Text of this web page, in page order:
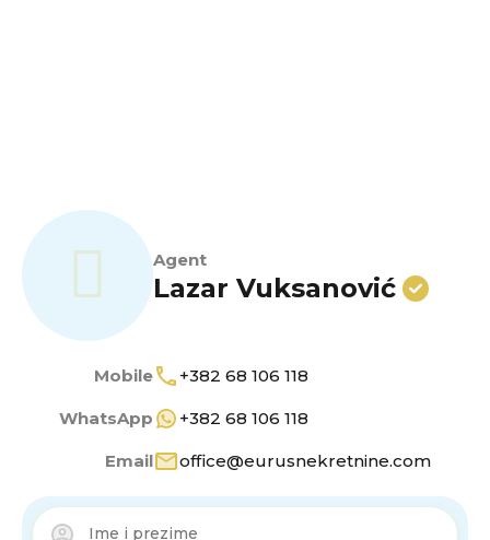
Agent
Lazar Vuksanović
Mobile +382 68 106 118
WhatsApp +382 68 106 118
Email office@eurusnekretnine.com